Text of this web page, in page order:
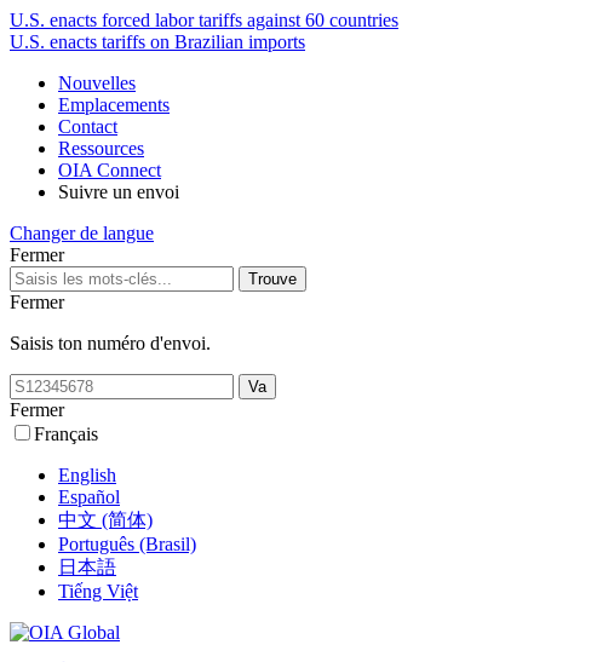
U.S. enacts forced labor tariffs against 60 countries
U.S. enacts tariffs on Brazilian imports
Nouvelles
Emplacements
Contact
Ressources
OIA Connect
Suivre un envoi
Changer de langue
Fermer
Fermer
Saisis ton numéro d'envoi.
Fermer
Français
English
Español
中文 (简体)
Português (Brasil)
日本語
Tiếng Việt